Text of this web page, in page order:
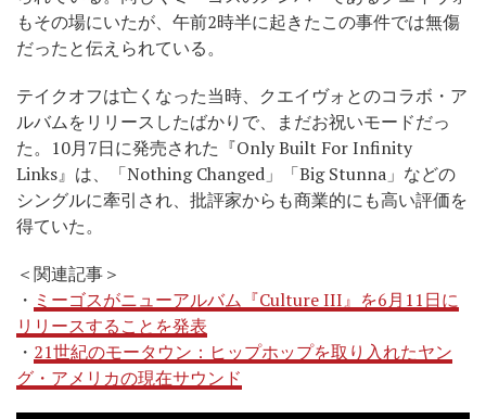
もその場にいたが、午前2時半に起きたこの事件では無傷
だったと伝えられている。
テイクオフは亡くなった当時、クエイヴォとのコラボ・ア
ルバムをリリースしたばかりで、まだお祝いモードだっ
た。10月7日に発売された『Only Built For Infinity
Links』は、「Nothing Changed」「Big Stunna」などの
シングルに牽引され、批評家からも商業的にも高い評価を
得ていた。
＜関連記事＞
・ ミーゴスがニューアルバム『Culture III』を6月11日に
リリースすることを発表
・ 21世紀のモータウン：ヒップホップを取り入れたヤン
グ・アメリカの現在サウンド